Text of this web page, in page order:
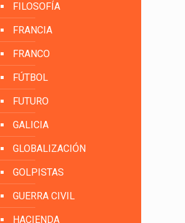
FILOSOFÍA
FRANCIA
FRANCO
FÚTBOL
FUTURO
GALICIA
GLOBALIZACIÓN
GOLPISTAS
GUERRA CIVIL
HACIENDA